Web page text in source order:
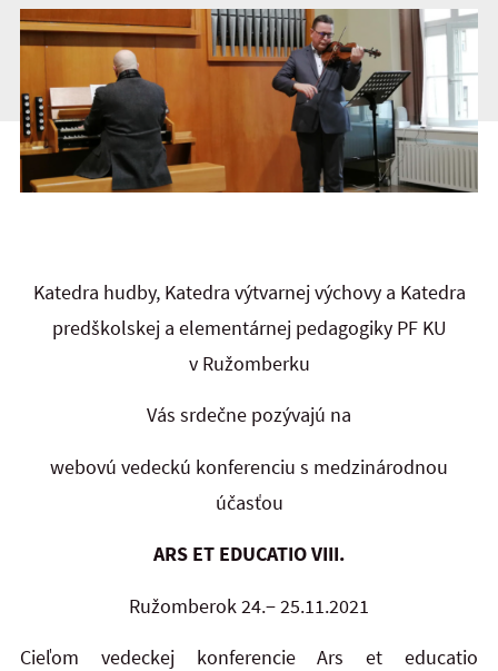
Katedra hudby, Katedra výtvarnej výchovy a Katedra
predškolskej a elementárnej pedagogiky PF KU
v Ružomberku
Vás srdečne pozývajú na
webovú vedeckú konferenciu s medzinárodnou
účasťou
ARS ET EDUCATIO VIII.
Ružomberok 24.− 25.11.2021
Cieľom vedeckej konferencie Ars et educatio